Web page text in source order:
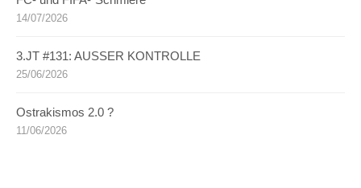
14/07/2026
3.JT #131: AUSSER KONTROLLE
25/06/2026
Ostrakismos 2.0 ?
11/06/2026